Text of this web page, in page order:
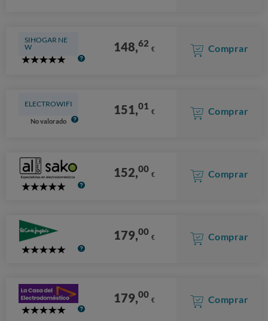
SIHOGAR NE
W
5
148,62 € Comprar
ELECTROWIFI
No valorado
151,01 € Comprar
5
152,00 € Comprar
5
179,00 € Comprar
5
179,00 € Comprar